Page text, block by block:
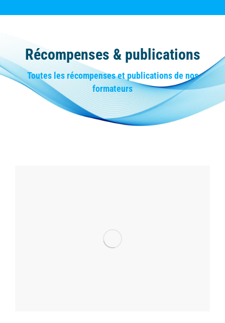
Récompenses & publications
Toutes les récompenses et publications de nos
formateurs
Vous êtes ici :